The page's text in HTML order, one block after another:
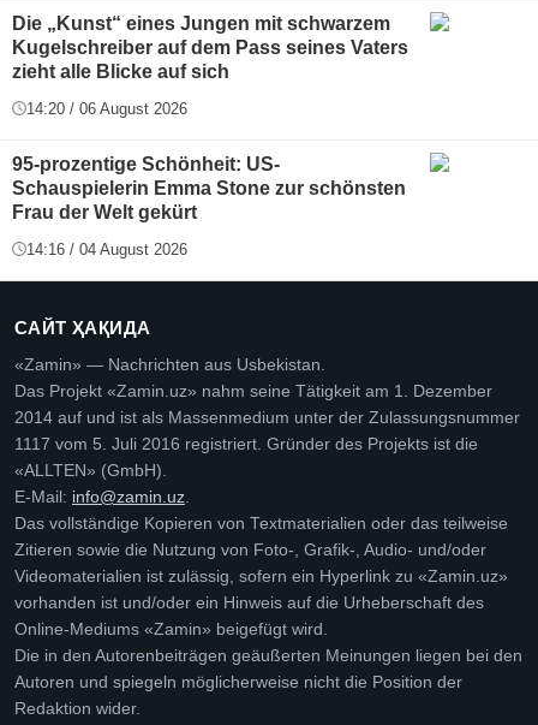
Die „Kunst“ eines Jungen mit schwarzem
Kugelschreiber auf dem Pass seines Vaters
zieht alle Blicke auf sich
14:20 / 06 August 2026
95-prozentige Schönheit: US-
Schauspielerin Emma Stone zur schönsten
Frau der Welt gekürt
14:16 / 04 August 2026
САЙТ ҲАҚИДА
«Zamin» — Nachrichten aus Usbekistan.
Das Projekt «Zamin.uz» nahm seine Tätigkeit am 1. Dezember
2014 auf und ist als Massenmedium unter der Zulassungsnummer
1117 vom 5. Juli 2016 registriert. Gründer des Projekts ist die
«ALLTEN» (GmbH).
E-Mail: info@zamin.uz
Das vollständige Kopieren von Textmaterialien oder das teilweise
Zitieren sowie die Nutzung von Foto-, Grafik-, Audio- und/oder
Videomaterialien ist zulässig, sofern ein Hyperlink zu «Zamin.uz»
vorhanden ist und/oder ein Hinweis auf die Urheberschaft des
Online-Mediums «Zamin» beigefügt wird.
Die in den Autorenbeiträgen geäußerten Meinungen liegen bei den
Autoren und spiegeln möglicherweise nicht die Position der
Redaktion wider.